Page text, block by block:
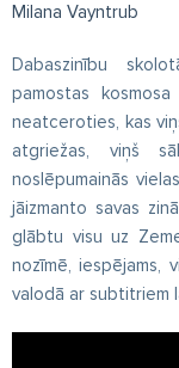
Milana Vayntrub
Dabaszinību
pamostas
neatceroties, kas
atgriežas, viņš
noslēpumainās
jāizmanto savas
glābtu visu uz
nozīmē, iespējams,
valodā ar subtitriem